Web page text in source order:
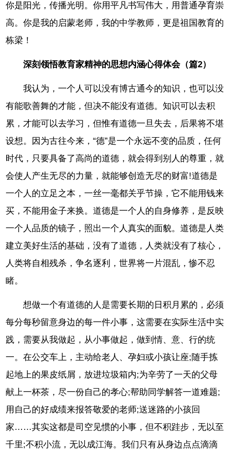
你是阳光，传播光明。你用平凡书写伟大，用普通孕育崇
高。你是我的启蒙老师，我的中学教师，更是祖国教育的
栋梁！
深刻领悟教育家精神的思想内涵心得体会（篇2）
我认为，一个人可以没有博古通今的知识，也可以没
有能歌善舞的才能，但决不能没有道德。知识可以去积
累，才能可以去学习，但惟有道德一旦失去，后果将不堪
设想。因为古往今来，“德”是一个永远不变的品质，任何
时代，只要具备了高尚的道德，就会得到别人的尊重，就
会使人产生无尽的力量，就能够创造无尽的财富!道德是
一个人的立足之本，一丝一毫都关乎节操，它不能用钱来
买，不能用金子来换。道德是一个人的自身修养，是反映
一个人品质的镜子，照出一个人真实的面貌。道德是人类
建立美好生活的基础，没有了道德，人类就没有了核心，
人类将自相残杀，争名逐利，世界将一片混乱，惨不忍
睹。
想做一个有道德的人是需要长期的日积月累的，必须
每分每秒留意身边的每一件小事，这需要在实际生活中实
践，需要从我做起，从小事做起，做到情、意、行的统
一。在公交车上，主动给老人、孕妇或小孩让座;随手拣
起地上的果皮纸屑，放进垃圾箱内;为辛劳了一天的父母
献上一杯茶，尽一份自己的孝心;帮助同学解答一道难题;
用自己的好成绩来报答敬爱的老师;送迷路的小孩回
家……其实这都是司空见惯的小事，但不积跬步，无以至
千里;不积小流，无以成江海。我们只有从身边点点滴滴